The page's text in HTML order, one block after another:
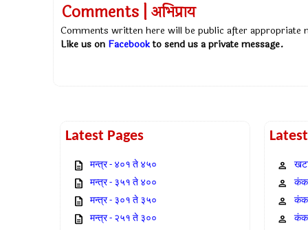
Comments | अभिप्राय
Comments written here will be public after appropriate
Like us on Facebookto send us a private message.
Latest Pages
मन्त्र - ४०१ ते ४५०
मन्त्र - ३५१ ते ४००
मन्त्र - ३०१ ते ३५०
मन्त्र - २५१ ते ३००